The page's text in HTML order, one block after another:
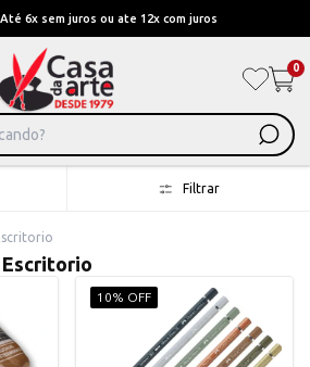
6x sem juros ou ate 12x com juros
0
Filtrar
Escritorio
10% OFF